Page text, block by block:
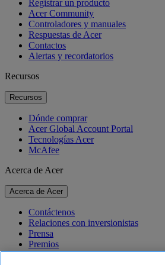
Registrar un producto
Acer Community
Controladores y manuales
Respuestas de Acer
Contactos
Alertas y recordatorios
Recursos
Recursos
Dónde comprar
Acer Global Account Portal
Tecnologías Acer
McAfee
Acerca de Acer
Acerca de Acer
Contáctenos
Relaciones con inversionistas
Prensa
Premios
Eventos